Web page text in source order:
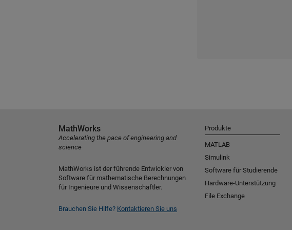
MathWorks
Accelerating the pace of engineering and
science
MathWorks ist der führende Entwickler von
Software für mathematische Berechnungen
für Ingenieure und Wissenschaftler.
Brauchen Sie Hilfe? Kontaktieren Sie uns
Produkte
MATLAB
Simulink
Software für Studierende
Hardware-Unterstützung
File Exchange